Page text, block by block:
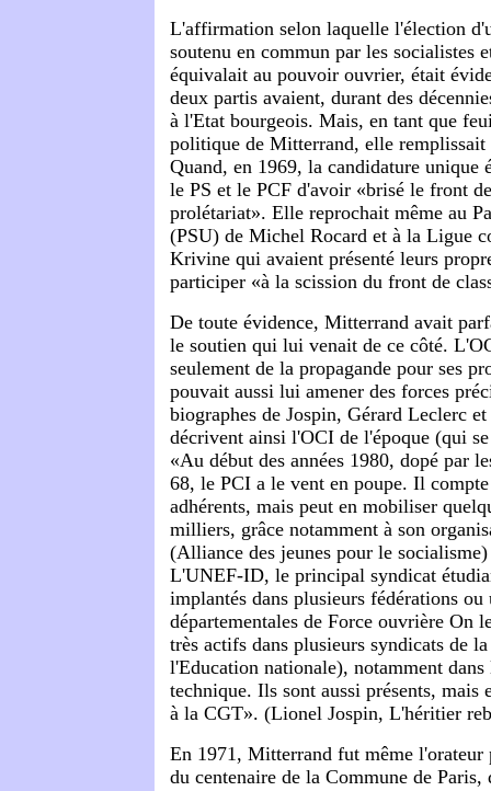
L'affirmation selon laquelle l'élection
soutenu en commun par les socialistes
équivalait au pouvoir ouvrier, était
deux partis avaient, durant des
à l'Etat bourgeois. Mais, en tant que
politique de Mitterrand, elle remplissait
Quand, en 1969, la candidature unique
le PS et le PCF d'avoir «brisé le front
prolétariat». Elle reprochait même au
(PSU) de Michel Rocard et à la Ligue
Krivine qui avaient présenté leurs
participer «à la scission du front de
De toute évidence, Mitterrand avait
le soutien qui lui venait de ce côté.
seulement de la propagande pour ses
pouvait aussi lui amener des forces
biographes de Jospin, Gérard Leclerc
décrivent ainsi l'OCI de l'époque (qui
«Au début des années 1980, dopé par
68, le PCI a le vent en poupe. Il
adhérents, mais peut en mobiliser
milliers, grâce notamment à son
(Alliance des jeunes pour le
L'UNEF-ID, le principal syndicat
implantés dans plusieurs fédérations ou
départementales de Force ouvrière On
très actifs dans plusieurs syndicats de
l'Education nationale), notamment dans
technique. Ils sont aussi présents, mais
à la CGT». (Lionel Jospin, L'héritier
En 1971, Mitterrand fut même
du centenaire de la Commune de